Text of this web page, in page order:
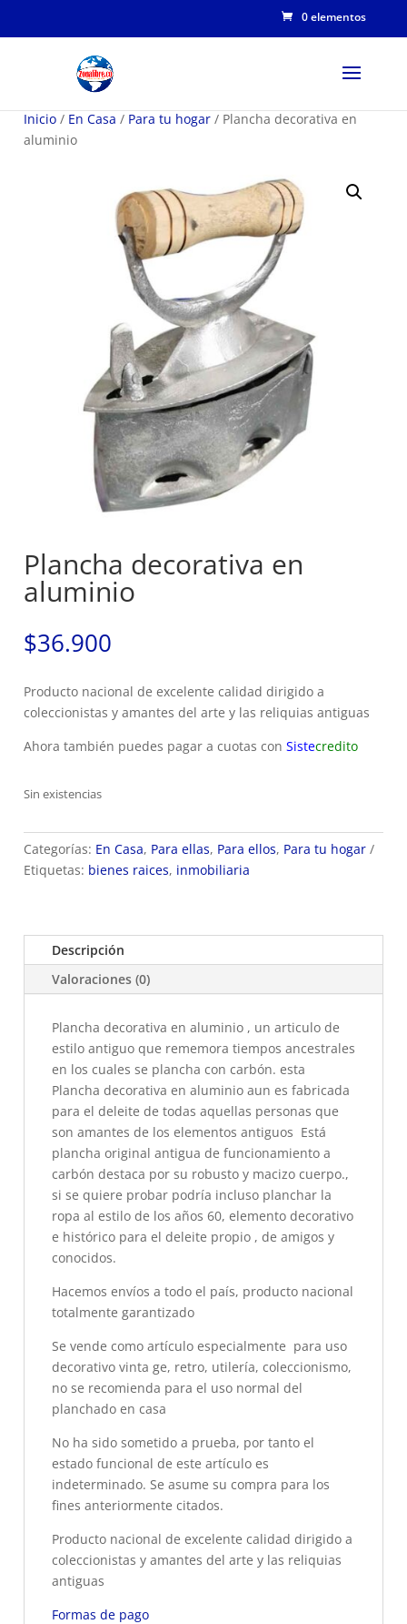
0 elementos
Inicio / En Casa / Para tu hogar / Plancha decorativa en
aluminio
Plancha decorativa en
aluminio
$36.900
Producto nacional de excelente calidad dirigido a
coleccionistas y amantes del arte y las reliquias antiguas
Ahora también puedes pagar a cuotas con Sistecredito
Sin existencias
Categorías: En Casa, Para ellas, Para ellos, Para tu hogar
Etiquetas: bienes raices, inmobiliaria
Descripción
Valoraciones (0)
Plancha decorativa en aluminio , un articulo de
estilo antiguo que rememora tiempos ancestrales
en los cuales se plancha con carbón. esta
Plancha decorativa en aluminio aun es fabricada
para el deleite de todas aquellas personas que
son amantes de los elementos antiguos Está
plancha original antigua de funcionamiento a
carbón destaca por su robusto y macizo cuerpo.,
si se quiere probar podría incluso planchar la
ropa al estilo de los años 60, elemento decorativo
e histórico para el deleite propio , de amigos y
conocidos.
Hacemos envíos a todo el país, producto nacional
totalmente garantizado
Se vende como artículo especialmente para uso
decorativo vinta ge, retro, utilería, coleccionismo,
no se recomienda para el uso normal del
planchado en casa
No ha sido sometido a prueba, por tanto el
estado funcional de este artículo es
indeterminado. Se asume su compra para los
fines anteriormente citados.
Producto nacional de excelente calidad dirigido a
coleccionistas y amantes del arte y las reliquias
antiguas
Formas de pago